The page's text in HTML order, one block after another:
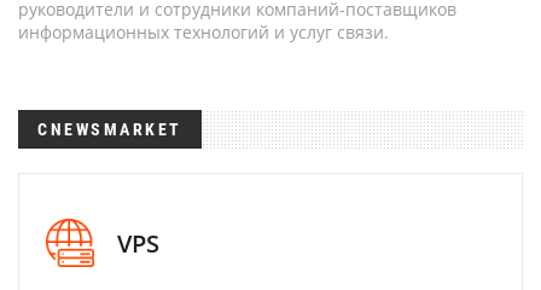
руководители и сотрудники компаний-поставщиков
информационных технологий и услуг связи.
CNEWSMARKET
VPS